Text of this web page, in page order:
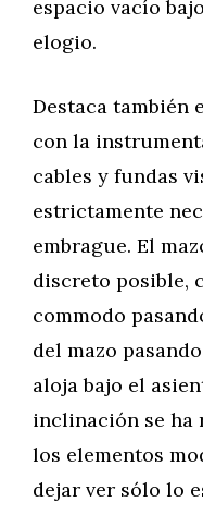
espacio vacío
elogio.
Destaca también
con la
cables y fundas
estrictamente
embrague. El
discreto posible,
commodo
del mazo
aloja bajo el
inclinación se ha
los elementos
dejar ver sólo lo